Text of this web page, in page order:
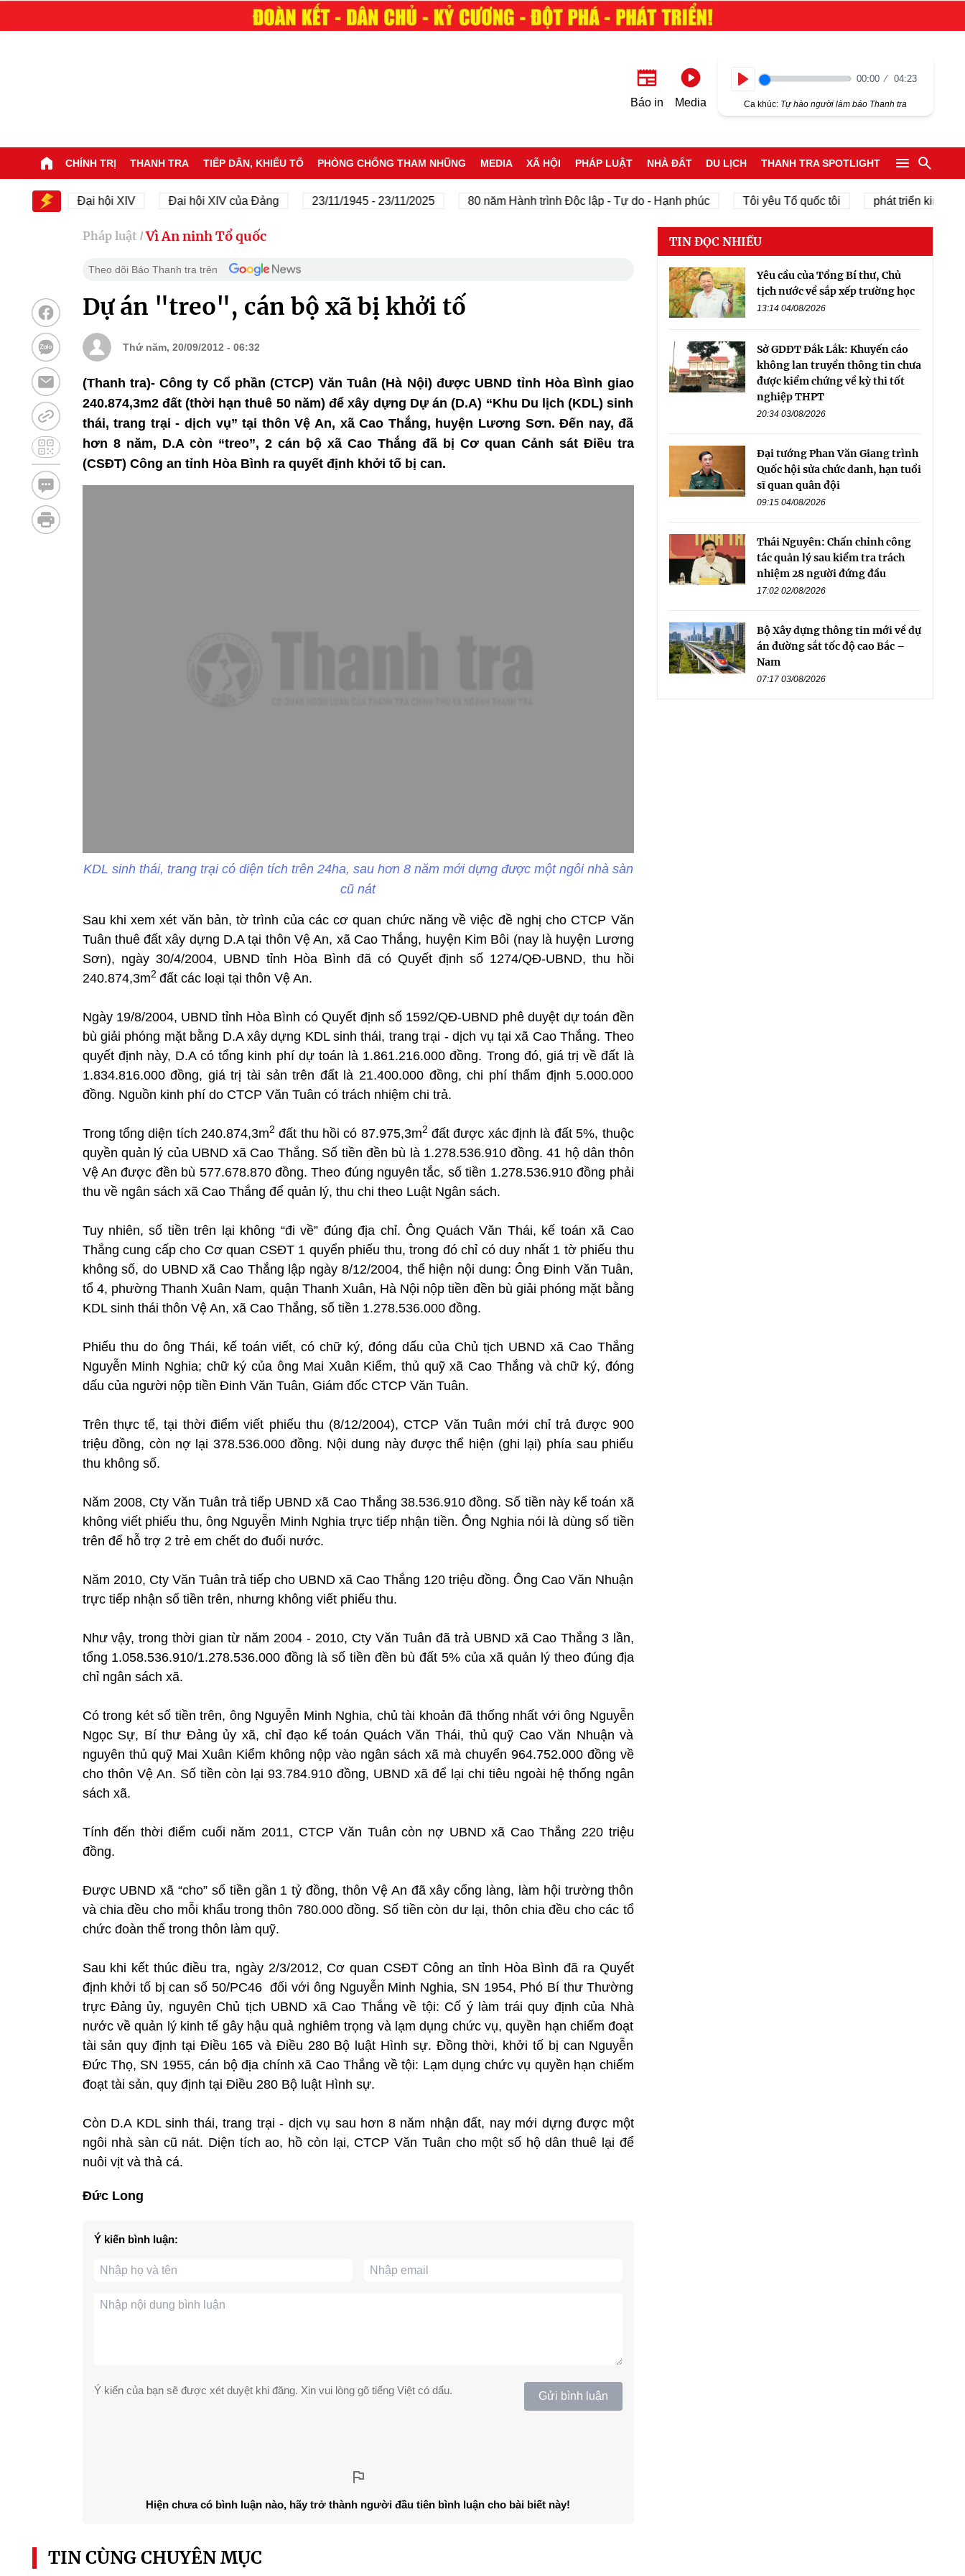
Báo in Media
00:00 04:23
Ca khúc: Tự hào người làm báo Thanh tra
CHÍNH TRỊ THANH TRA TIẾP DÂN, KHIẾU TỐ PHÒNG CHỐNG THAM NHŨNG MEDIA XÃ HỘI PHÁP LUẬT NHÀ ĐẤT DU LỊCH THANH TRA SPOTLIGHT
Đại hội XIV Đại hội XIV của Đảng 23/11/1945 - 23/11/2025 80 năm Hành trình Độc lập - Tự do - Hạnh phúc Tôi yêu Tổ quốc tôi phát triển kinh tế tư
Pháp luật / Vì An ninh Tổ quốc
Theo dõi Báo Thanh tra trên
Dự án "treo", cán bộ xã bị khởi tố
Thứ năm, 20/09/2012 - 06:32
(Thanh tra)- Công ty Cổ phần (CTCP) Văn Tuân (Hà Nội) được UBND tỉnh Hòa Bình giao
240.874,3m2 đất (thời hạn thuê 50 năm) để xây dựng Dự án (D.A) “Khu Du lịch (KDL) sinh
thái, trang trại - dịch vụ” tại thôn Vệ An, xã Cao Thắng, huyện Lương Sơn. Đến nay, đã
hơn 8 năm, D.A còn “treo”, 2 cán bộ xã Cao Thắng đã bị Cơ quan Cảnh sát Điều tra
(CSĐT) Công an tỉnh Hòa Bình ra quyết định khởi tố bị can.
KDL sinh thái, trang trại có diện tích trên 24ha, sau hơn 8 năm mới dựng được một ngôi nhà sàn
cũ nát
Sau khi xem xét văn bản, tờ trình của các cơ quan chức năng về việc đề nghị cho CTCP Văn
Tuân thuê đất xây dựng D.A tại thôn Vệ An, xã Cao Thắng, huyện Kim Bôi (nay là huyện Lương
Sơn), ngày 30/4/2004, UBND tỉnh Hòa Bình đã có Quyết định số 1274/QĐ-UBND, thu hồi
240.874,3m2 đất các loại tại thôn Vệ An.
Ngày 19/8/2004, UBND tỉnh Hòa Bình có Quyết định số 1592/QĐ-UBND phê duyệt dự toán đền
bù giải phóng mặt bằng D.A xây dựng KDL sinh thái, trang trại - dịch vụ tại xã Cao Thắng. Theo
quyết định này, D.A có tổng kinh phí dự toán là 1.861.216.000 đồng. Trong đó, giá trị về đất là
1.834.816.000 đồng, giá trị tài sản trên đất là 21.400.000 đồng, chi phí thẩm định 5.000.000
đồng. Nguồn kinh phí do CTCP Văn Tuân có trách nhiệm chi trả.
Trong tổng diện tích 240.874,3m2 đất thu hồi có 87.975,3m2 đất được xác định là đất 5%, thuộc
quyền quản lý của UBND xã Cao Thắng. Số tiền đền bù là 1.278.536.910 đồng. 41 hộ dân thôn
Vệ An được đền bù 577.678.870 đồng. Theo đúng nguyên tắc, số tiền 1.278.536.910 đồng phải
thu về ngân sách xã Cao Thắng để quản lý, thu chi theo Luật Ngân sách.
Tuy nhiên, số tiền trên lại không “đi về” đúng địa chỉ. Ông Quách Văn Thái, kế toán xã Cao
Thắng cung cấp cho Cơ quan CSĐT 1 quyển phiếu thu, trong đó chỉ có duy nhất 1 tờ phiếu thu
không số, do UBND xã Cao Thắng lập ngày 8/12/2004, thể hiện nội dung: Ông Đinh Văn Tuân,
tổ 4, phường Thanh Xuân Nam, quận Thanh Xuân, Hà Nội nộp tiền đền bù giải phóng mặt bằng
KDL sinh thái thôn Vệ An, xã Cao Thắng, số tiền 1.278.536.000 đồng.
Phiếu thu do ông Thái, kế toán viết, có chữ ký, đóng dấu của Chủ tịch UBND xã Cao Thắng
Nguyễn Minh Nghia; chữ ký của ông Mai Xuân Kiểm, thủ quỹ xã Cao Thắng và chữ ký, đóng
dấu của người nộp tiền Đinh Văn Tuân, Giám đốc CTCP Văn Tuân.
Trên thực tế, tại thời điểm viết phiếu thu (8/12/2004), CTCP Văn Tuân mới chỉ trả được 900
triệu đồng, còn nợ lại 378.536.000 đồng. Nội dung này được thể hiện (ghi lại) phía sau phiếu
thu không số.
Năm 2008, Cty Văn Tuân trả tiếp UBND xã Cao Thắng 38.536.910 đồng. Số tiền này kế toán xã
không viết phiếu thu, ông Nguyễn Minh Nghia trực tiếp nhận tiền. Ông Nghia nói là dùng số tiền
trên để hỗ trợ 2 trẻ em chết do đuối nước.
Năm 2010, Cty Văn Tuân trả tiếp cho UBND xã Cao Thắng 120 triệu đồng. Ông Cao Văn Nhuận
trực tiếp nhận số tiền trên, nhưng không viết phiếu thu.
Như vậy, trong thời gian từ năm 2004 - 2010, Cty Văn Tuân đã trả UBND xã Cao Thắng 3 lần,
tổng 1.058.536.910/1.278.536.000 đồng là số tiền đền bù đất 5% của xã quản lý theo đúng địa
chỉ ngân sách xã.
Có trong két số tiền trên, ông Nguyễn Minh Nghia, chủ tài khoản đã thống nhất với ông Nguyễn
Ngọc Sự, Bí thư Đảng ủy xã, chỉ đạo kế toán Quách Văn Thái, thủ quỹ Cao Văn Nhuận và
nguyên thủ quỹ Mai Xuân Kiểm không nộp vào ngân sách xã mà chuyển 964.752.000 đồng về
cho thôn Vệ An. Số tiền còn lại 93.784.910 đồng, UBND xã để lại chi tiêu ngoài hệ thống ngân
sách xã.
Tính đến thời điểm cuối năm 2011, CTCP Văn Tuân còn nợ UBND xã Cao Thắng 220 triệu
đồng.
Được UBND xã “cho” số tiền gần 1 tỷ đồng, thôn Vệ An đã xây cổng làng, làm hội trường thôn
và chia đều cho mỗi khẩu trong thôn 780.000 đồng. Số tiền còn dư lại, thôn chia đều cho các tổ
chức đoàn thể trong thôn làm quỹ.
Sau khi kết thúc điều tra, ngày 2/3/2012, Cơ quan CSĐT Công an tỉnh Hòa Bình đã ra Quyết
định khởi tố bị can số 50/PC46 đối với ông Nguyễn Minh Nghia, SN 1954, Phó Bí thư Thường
trực Đảng ủy, nguyên Chủ tịch UBND xã Cao Thắng về tội: Cố ý làm trái quy định của Nhà
nước về quản lý kinh tế gây hậu quả nghiêm trọng và lạm dụng chức vụ, quyền hạn chiếm đoạt
tài sản quy định tại Điều 165 và Điều 280 Bộ luật Hình sự. Đồng thời, khởi tố bị can Nguyễn
Đức Thọ, SN 1955, cán bộ địa chính xã Cao Thắng về tội: Lạm dụng chức vụ quyền hạn chiếm
đoạt tài sản, quy định tại Điều 280 Bộ luật Hình sự.
Còn D.A KDL sinh thái, trang trại - dịch vụ sau hơn 8 năm nhận đất, nay mới dựng được một
ngôi nhà sàn cũ nát. Diện tích ao, hồ còn lại, CTCP Văn Tuân cho một số hộ dân thuê lại để
nuôi vịt và thả cá.
Đức Long
Ý kiến bình luận:
Ý kiến của bạn sẽ được xét duyệt khi đăng. Xin vui lòng gõ tiếng Việt có dấu. Gửi bình luận
Hiện chưa có bình luận nào, hãy trở thành người đầu tiên bình luận cho bài biết này!
TIN ĐỌC NHIỀU
Yêu cầu của Tổng Bí thư, Chủ
tịch nước về sắp xếp trường học
13:14 04/08/2026
Sở GDĐT Đắk Lắk: Khuyến cáo
không lan truyền thông tin chưa
được kiểm chứng về kỳ thi tốt
nghiệp THPT
20:34 03/08/2026
Đại tướng Phan Văn Giang trình
Quốc hội sửa chức danh, hạn tuổi
sĩ quan quân đội
09:15 04/08/2026
Thái Nguyên: Chấn chỉnh công
tác quản lý sau kiểm tra trách
nhiệm 28 người đứng đầu
17:02 02/08/2026
Bộ Xây dựng thông tin mới về dự
án đường sắt tốc độ cao Bắc –
Nam
07:17 03/08/2026
TIN CÙNG CHUYÊN MỤC